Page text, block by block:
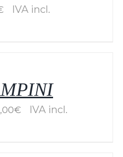
IVA incl.
€Fascia
IVA incl.